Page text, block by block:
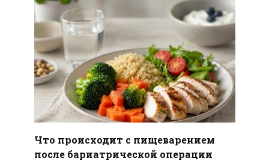
Что происходит с пищеварением
после бариатрической операции